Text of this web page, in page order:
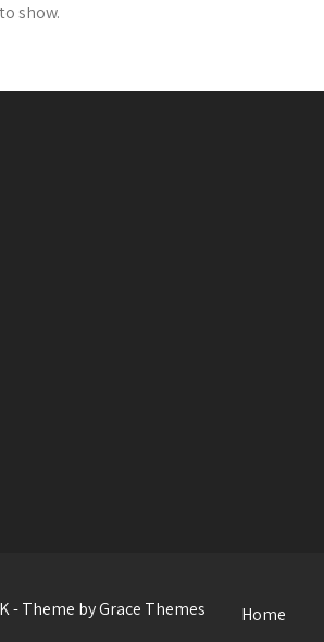
show.
- Theme by Grace Themes Home